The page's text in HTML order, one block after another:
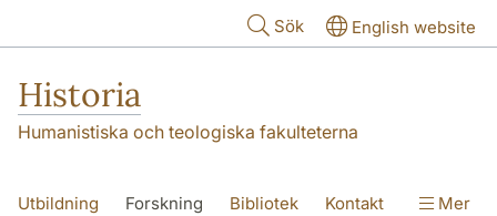
Sök English website
Historia
Humanistiska och teologiska fakulteterna
Utbildning Forskning Bibliotek Kontakt Mer